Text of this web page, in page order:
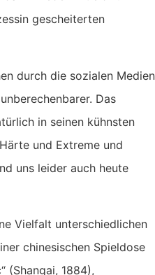
gescheiterten
durch die sozialen Medien
Das
in seinen kühnsten
und Extreme und
uns leider auch heute
Vielfalt unterschiedlichen
chinesischen Spieldose
(Shangai, 1884),